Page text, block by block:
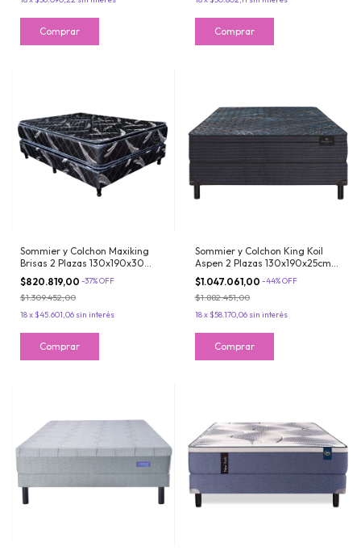
Sommier y Colchon Maxiking
Brisas 2 Plazas 130x190x30
Espuma de Alta Densidad Doble
Pillow Jackard
$820.819,00 -37%OFF
$1.309.452,00
18x $45.601,06 sin interés
Sommier y Colchon King Koil
Aspen 2 Plazas 130x190x25cm
Resortes LFK con Pillow de
Espuma Extra Firme Matelasse
$1.047.061,00 -44%OFF
$1.882.451,00
18x $58.170,06 sin interés